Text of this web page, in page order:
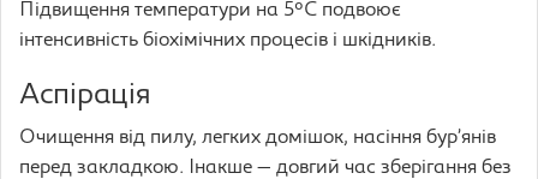
Підвищення температури на 5°C подвоює
інтенсивність біохімічних процесів і шкідників.
Аспірація
Очищення від пилу, легких домішок, насіння бур’янів
перед закладкою. Інакше — довгий час зберігання без